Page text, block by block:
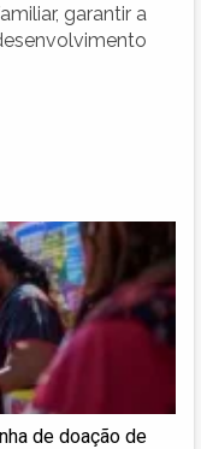
garantir a
de doação de